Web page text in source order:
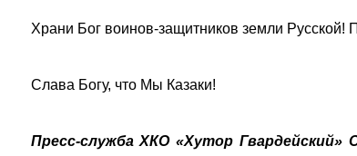
Храни Бог воинов-защитников земли
Слава Богу, что Мы Казаки!
Пресс-служба ХКО «Хутор Гвардейский»